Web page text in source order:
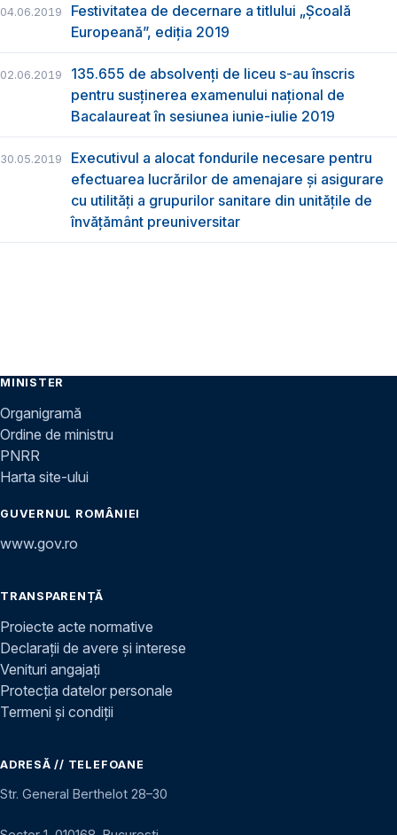
04.06.2019
Festivitatea de decernare a titlului „Şcoală
Europeană”, ediția 2019
02.06.2019
135.655 de absolvenţi de liceu s-au înscris
pentru susţinerea examenului naţional de
Bacalaureat în sesiunea iunie-iulie 2019
30.05.2019
Executivul a alocat fondurile necesare pentru
efectuarea lucrărilor de amenajare și asigurare
cu utilități a grupurilor sanitare din unitățile de
învățământ preuniversitar
MINISTER
Organigramă
Ordine de ministru
PNRR
Harta site-ului
GUVERNUL ROMÂNIEI
www.gov.ro
TRANSPARENȚĂ
Proiecte acte normative
Declarații de avere și interese
Venituri angajați
Protecția datelor personale
Termeni și condiții
ADRESĂ // TELEFOANE
Str. General Berthelot 28–30